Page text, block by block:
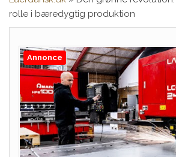
rolle i bæredygtig produktion
Annonce